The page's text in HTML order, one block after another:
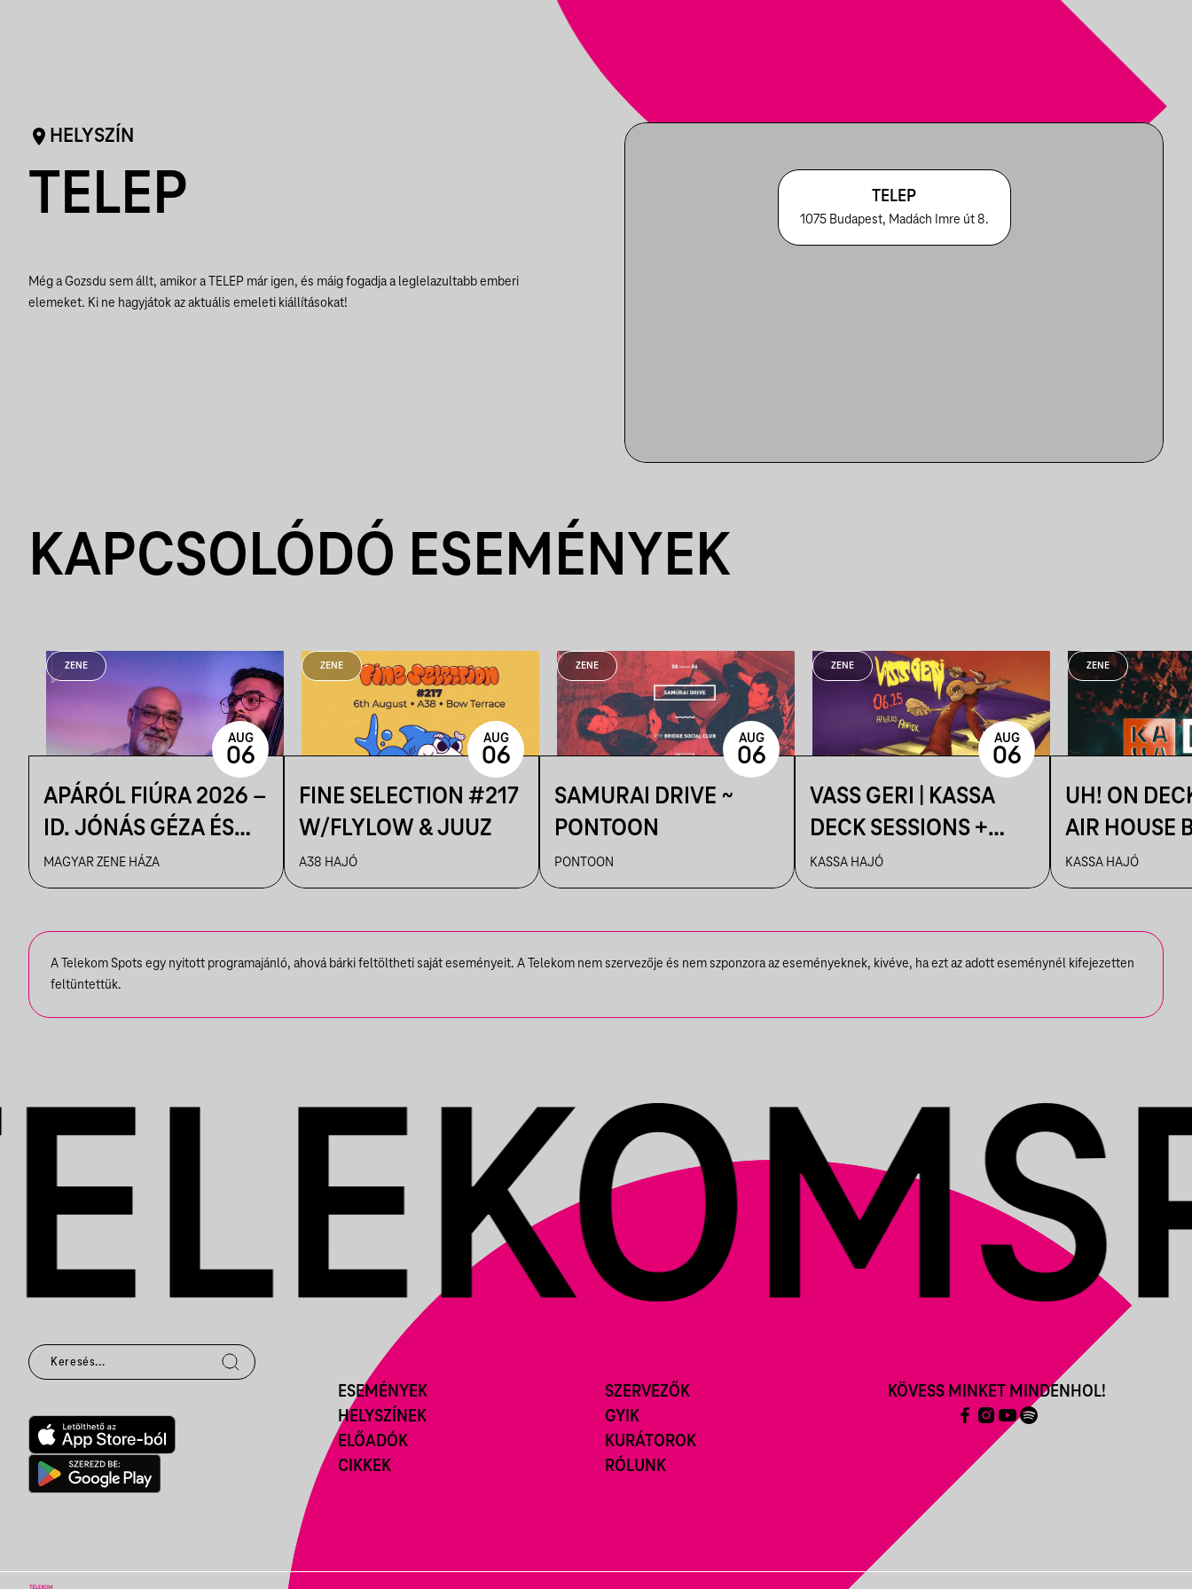
HELYSZÍN
TELEP
Még a Gozsdu sem állt, amikor a TELEP már igen, és máig fogadja a leglelazultabb emberi
elemeket. Ki ne hagyjátok az aktuális emeleti kiállításokat!
TELEP
1075 Budapest, Madách Imre út 8.
KAPCSOLÓDÓ ESEMÉNYEK
ZENE
APÁRÓL FIÚRA 2026 –
ID. JÓNÁS GÉZA ÉS
ZENEKARA & IFJ.
JÓNÁS GÉZA ÉS
ZENEKARA, VENDÉG:
ROBY LAKATOS,
EMILIO
MAGYAR ZENE HÁZA
AUG
06
ZENE
FINE SELECTION #217
W/FLYLOW & JUUZ
A38 HAJÓ
AUG
06
ZENE
SAMURAI DRIVE ~
PONTOON
PONTOON
AUG
06
ZENE
VASS GERI | KASSA
DECK SESSIONS +
AFTER: AHAOK.
KASSA HAJÓ
AUG
06
ZENE
UH! ON
AIR HOUSE
SESSIONS
KASSA HAJÓ
A Telekom Spots egy nyitott programajánló, ahová bárki feltöltheti saját eseményeit. A Telekom nem szervezője és nem szponzora az eseményeknek, kivéve, ha ezt az adott eseménynél kifejezetten
feltüntettük.
ESEMÉNYEK
HELYSZÍNEK
ELŐADÓK
CIKKEK
SZERVEZŐK
GYIK
KURÁTOROK
RÓLUNK
KÖVESS MINKET MINDENHOL!